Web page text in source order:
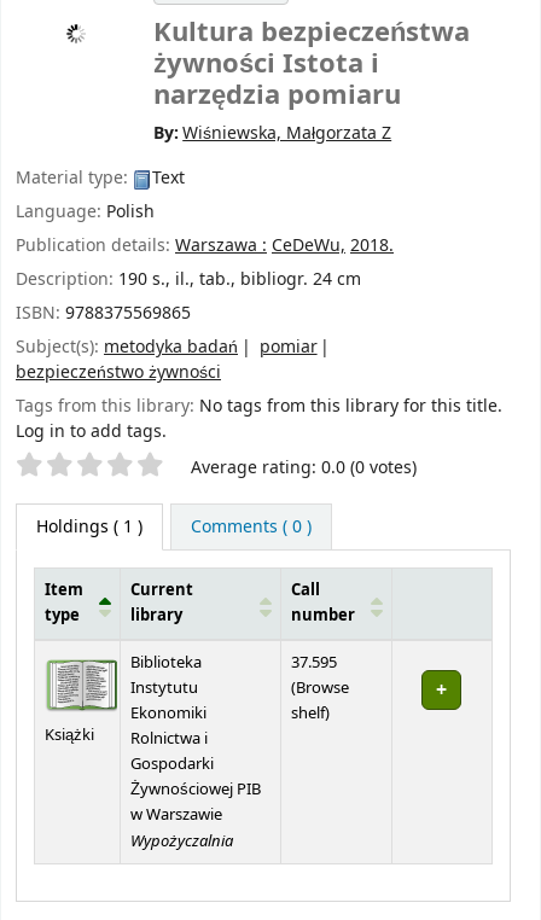
Kultura bezpieczeństwa
żywności Istota i
narzędzia pomiaru
By:Wiśniewska, Małgorzata Z
Material type:
Text
Language: Polish
Publication details: Warszawa :CeDeWu,2018.
Description: 190 s., il., tab., bibliogr. 24 cm
ISBN: 9788375569865
Subject(s): metodyka badań
pomiar
bezpieczeństwo żywności
Tags from this library: No tags from this library for this title.
Log in to add tags.
Star ratings Average rating: 0.0 (0 votes)
Holdings ( 1 ) Comments ( 0 )
Item
type
Current
library
Call
number
Książki
Biblioteka
Instytutu
Ekonomiki
Rolnictwa i
Gospodarki
Żywnościowej PIB
w Warszawie
Wypożyczalnia
37.595
(Browse
shelf(Opens below)
)